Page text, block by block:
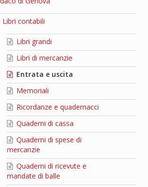
Libri contabili
Libri grandi
Libri di mercanzie
Entrata e uscita
Memoriali
Ricordanze e quadernacci
Quaderni di cassa
Quaderni di spese di
mercanzie
Quaderni di ricevute e
mandate di balle